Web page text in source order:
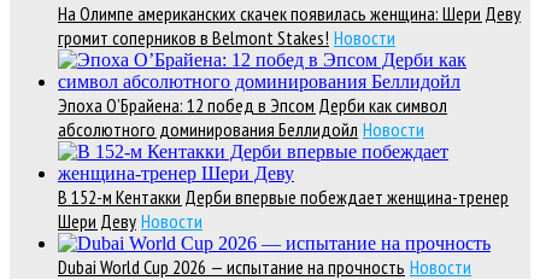
На Олимпе американских скачек появилась женщина: Шери Деву
громит соперников в Belmont Stakes! Новости
Эпоха О’Брайена: 12 побед в Эпсом Дерби как символ
абсолютного доминирования Беллидойл Новости
В 152-м Кентакки Дерби впервые побеждает женщина-тренер
Шери Деву Новости
Dubai World Cup 2026 — испытание на прочность Новости